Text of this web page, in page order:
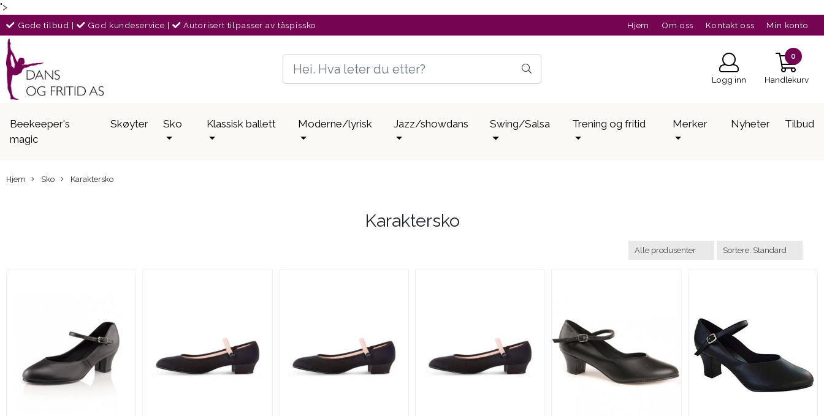
">
Gode tilbud | God kundeservice | Autorisert tilpasser av tåspissko Hjem Om oss Kontakt oss Min konto
Logg inn
0
Handlekurv
Beekeeper's
magic
Skøyter Sko Klassisk ballett Moderne/lyrisk Jazz/showdans Swing/Salsa Trening og fritid Merker Nyheter Tilbud
Hjem Sko Karaktersko
Karaktersko